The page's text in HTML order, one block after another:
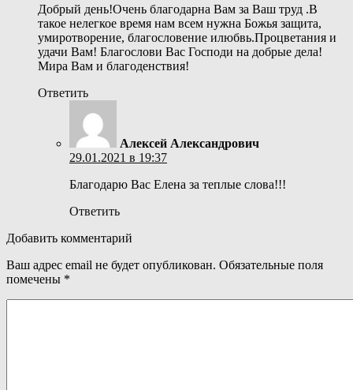
Добрый день!Очень благодарна Вам за Ваш труд .В
такое нелегкое время нам всем нужна Божья защита,
умиротворение, благословение илюбвь.Процветания и
удачи Вам! Благослови Вас Господи на добрые дела!
Мира Вам и благоденствия!
Ответить
Алексей Александрович
29.01.2021 в 19:37
Благодарю Вас Елена за теплые слова!!!
Ответить
Добавить комментарий
Ваш адрес email не будет опубликован. Обязательные поля
помечены *